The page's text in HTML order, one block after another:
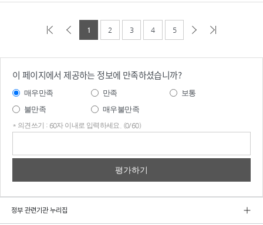
1 2 3 4 5
이 페이지에서 제공하는 정보에 만족하셨습니까?
매우만족 만족
보통
불만족
매우불만족
* 의견쓰기 : 60자 이내로 입력하세요. (0/60)
정부 관련기관 누리집